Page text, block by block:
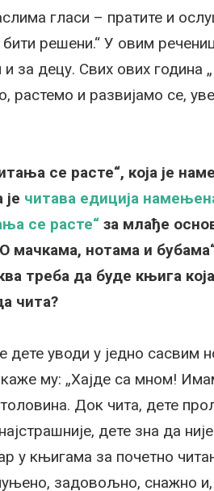
гласи – пратите и
решени.“ У овим
за децу. Свих ових година
растемо и развијамо се,
се расте“, која је
читава едиција
се расте“ за млађе
мачкама, нотама и
треба да буде књига
чита?
уводи у једно сасвим
му: „Хајде са мном!
Док чита, дете
дете зна да
у књигама за почетно
задовољно, снажно